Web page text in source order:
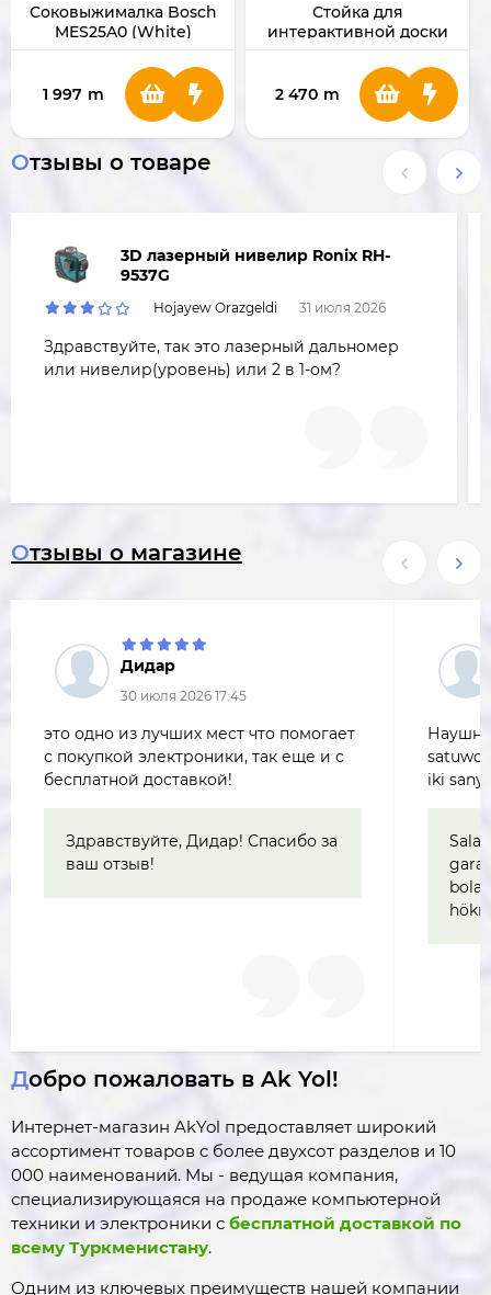
Соковыжималка Bosch
MES25A0 (White)
1 997 m
Стойка для
интерактивной доски
2 470 m
Отзывы о товаре
3D лазерный нивелир Ronix RH-
9537G
Hojayew Orazgeldi 31 июля 2026
Здравствуйте, так это лазерный дальномер
или нивелир(уровень) или 2 в 1-ом?
Отзывы о магазине
Дидар
30 июля 2026 17:45
это одно из лучших мест что помогает
с покупкой электроники, так еще и с
бесплатной доставкой!
Здравствуйте, Дидар! Спасибо за
ваш отзыв!
iki
Добро пожаловать в Ak Yol!
Интернет-магазин AkYol предоставляет широкий
ассортимент товаров c более двухсот разделов и 10
000 наименований. Мы - ведущая компания,
специализирующаяся на продаже компьютерной
техники и электроники с бесплатной доставкой по
всему Туркменистану.
Одним из ключевых преимуществ нашей компании